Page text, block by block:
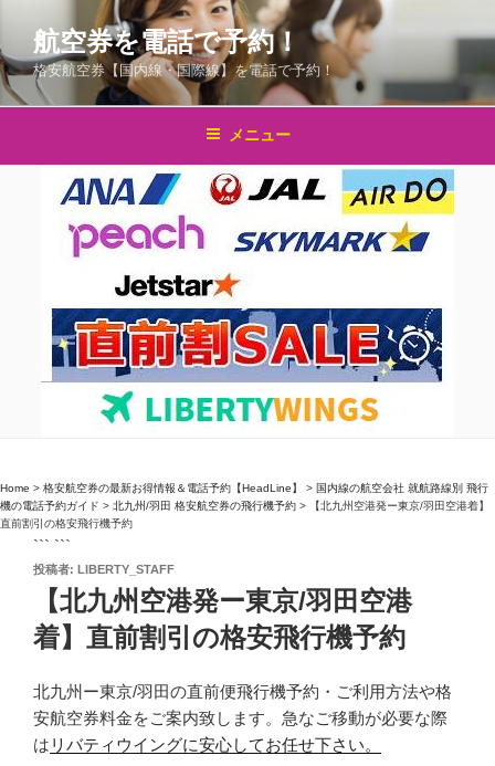
テ
ン
ス
航空券を電話で予約！
格安航空券【国内線・国際線】を電話で予約！
メニュー
Home > 格安航空券の最新お得情報＆電話予約【HeadLine】 > 国内線の航空会社 就航路線別 飛行
機の電話予約ガイド > 北九州/羽田 格安航空券の飛行機予約 >
【北九州空港発ー東京/羽田空港着】
直前割引の格安飛行機予約
``` ```
投
投稿者: LIBERTY_STAFF
【北九州空港発ー東京/羽田空港
着】直前割引の格安飛行機予約
北九州ー東京/羽田の直前便飛行機予約・ご利用方法や格
安航空券料金をご案内致します。急なご移動が必要な際
は リバティウイングに安心してお任せ下さい。